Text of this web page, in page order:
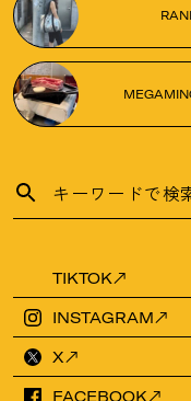
TIKTOK
INSTAGRAM
X
FACEBOOK